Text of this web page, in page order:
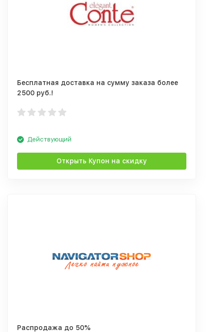
Бесплатная доставка на сумму заказа более
2500 руб.!
Действующий
Открыть Купон на скидку
Распродажа до 50%